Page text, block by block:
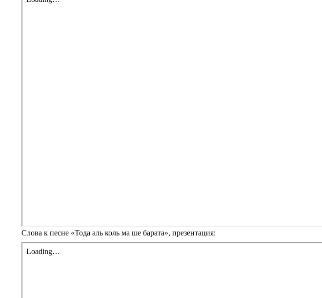
Слова к песне «Тода аль коль ма ше барата», презентация: